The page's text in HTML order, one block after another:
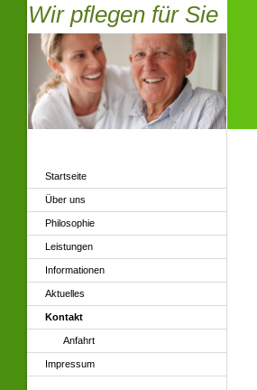
Wir pflegen für Sie
Startseite
Über uns
Philosophie
Leistungen
Informationen
Aktuelles
Kontakt
Anfahrt
Impressum